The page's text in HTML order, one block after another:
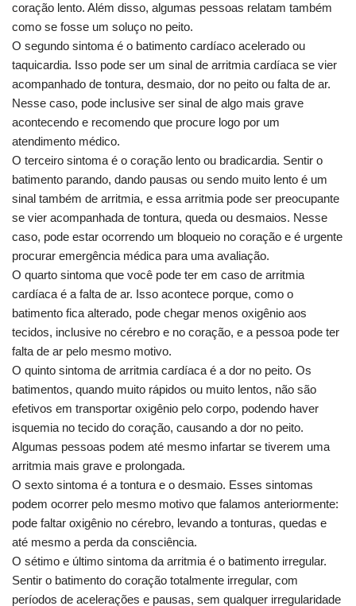
coração lento. Além disso, algumas pessoas relatam também
como se fosse um soluço no peito.
O segundo sintoma é o batimento cardíaco acelerado ou
taquicardia. Isso pode ser um sinal de arritmia cardíaca se vier
acompanhado de tontura, desmaio, dor no peito ou falta de ar.
Nesse caso, pode inclusive ser sinal de algo mais grave
acontecendo e recomendo que procure logo por um
atendimento médico.
O terceiro sintoma é o coração lento ou bradicardia. Sentir o
batimento parando, dando pausas ou sendo muito lento é um
sinal também de arritmia, e essa arritmia pode ser preocupante
se vier acompanhada de tontura, queda ou desmaios. Nesse
caso, pode estar ocorrendo um bloqueio no coração e é urgente
procurar emergência médica para uma avaliação.
O quarto sintoma que você pode ter em caso de arritmia
cardíaca é a falta de ar. Isso acontece porque, como o
batimento fica alterado, pode chegar menos oxigênio aos
tecidos, inclusive no cérebro e no coração, e a pessoa pode ter
falta de ar pelo mesmo motivo.
O quinto sintoma de arritmia cardíaca é a dor no peito. Os
batimentos, quando muito rápidos ou muito lentos, não são
efetivos em transportar oxigênio pelo corpo, podendo haver
isquemia no tecido do coração, causando a dor no peito.
Algumas pessoas podem até mesmo infartar se tiverem uma
arritmia mais grave e prolongada.
O sexto sintoma é a tontura e o desmaio. Esses sintomas
podem ocorrer pelo mesmo motivo que falamos anteriormente:
pode faltar oxigênio no cérebro, levando a tonturas, quedas e
até mesmo a perda da consciência.
O sétimo e último sintoma da arritmia é o batimento irregular.
Sentir o batimento do coração totalmente irregular, com
períodos de acelerações e pausas, sem qualquer irregularidade